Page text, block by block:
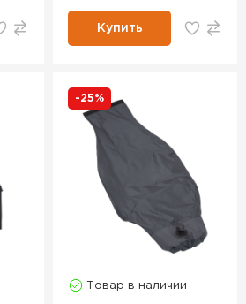
Купить
-25%
Товар в наличии